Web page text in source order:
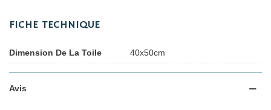
FICHE TECHNIQUE
Dimension De La Toile 40x50cm
Avis